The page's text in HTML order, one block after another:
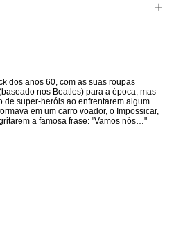
dos anos 60, com as suas roupas
nos Beatles) para a época, mas
de super-heróis ao enfrentarem algum
em um carro voador, o Impossicar,
a famosa frase: "Vamos nós…"